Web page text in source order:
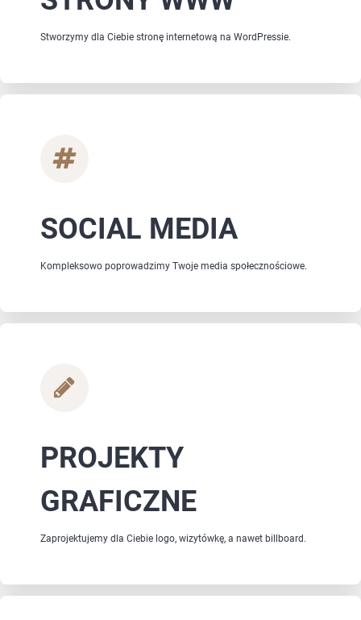
Stworzymy dla Ciebie stronę internetową na WordPressie.
SOCIAL MEDIA
Kompleksowo poprowadzimy Twoje media społecznościowe.
PROJEKTY
GRAFICZNE
Zaprojektujemy dla Ciebie logo, wizytówkę, a nawet billboard.